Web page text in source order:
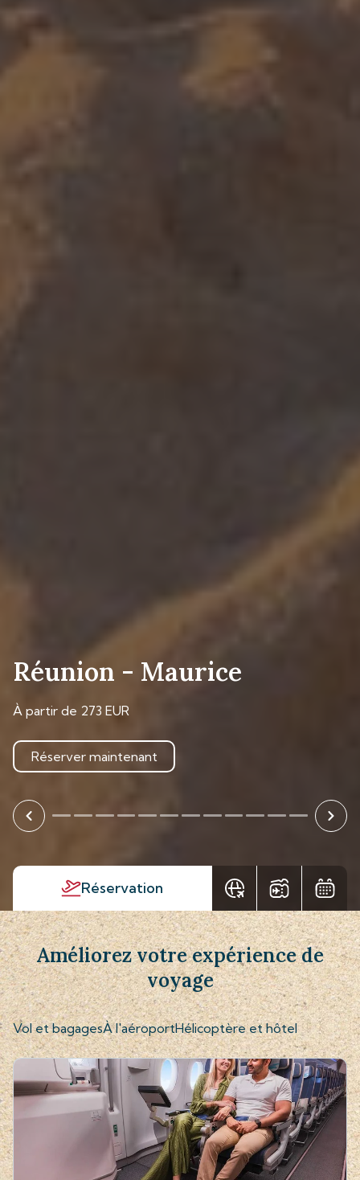
Réunion - Maurice
À partir de 273 EUR
Réserver maintenant
Réservation
Améliorez votre expérience de
voyage
Vol et bagagesÀ l'aéroportHélicoptère et hôtel